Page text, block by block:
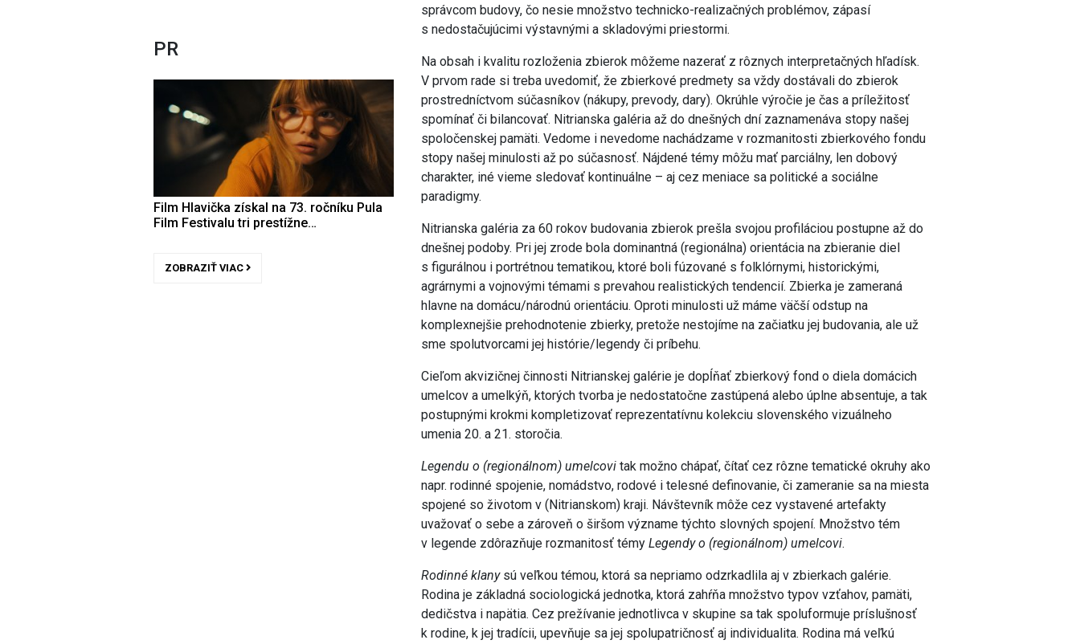
PR
Film Hlavička získal na 73. ročníku Pula
Film Festivalu tri prestížne…
ZOBRAZIŤ VIAC
správcom budovy, čo nesie množstvo technicko-realizačných problémov, zápasí
s nedostačujúcimi výstavnými a skladovými priestormi.
Na obsah i kvalitu rozloženia zbierok môžeme nazerať z rôznych interpretačných hľadísk.
V prvom rade si treba uvedomiť, že zbierkové predmety sa vždy dostávali do zbierok
prostredníctvom súčasníkov (nákupy, prevody, dary). Okrúhle výročie je čas a príležitosť
spomínať či bilancovať. Nitrianska galéria až do dnešných dní zaznamenáva stopy našej
spoločenskej pamäti. Vedome i nevedome nachádzame v rozmanitosti zbierkového fondu
stopy našej minulosti až po súčasnosť. Nájdené témy môžu mať parciálny, len dobový
charakter, iné vieme sledovať kontinuálne – aj cez meniace sa politické a sociálne
paradigmy.
Nitrianska galéria za 60 rokov budovania zbierok prešla svojou profiláciou postupne až do
dnešnej podoby. Pri jej zrode bola dominantná (regionálna) orientácia na zbieranie diel
s figurálnou i portrétnou tematikou, ktoré boli fúzované s folklórnymi, historickými,
agrárnymi a vojnovými témami s prevahou realistických tendencií. Zbierka je zameraná
hlavne na domácu/národnú orientáciu. Oproti minulosti už máme väčší odstup na
komplexnejšie prehodnotenie zbierky, pretože nestojíme na začiatku jej budovania, ale už
sme spolutvorcami jej histórie/legendy či príbehu.
Cieľom akvizičnej činnosti Nitrianskej galérie je dopĺňať zbierkový fond o diela domácich
umelcov a umelkýň, ktorých tvorba je nedostatočne zastúpená alebo úplne absentuje, a tak
postupnými krokmi kompletizovať reprezentatívnu kolekciu slovenského vizuálneho
umenia 20. a 21. storočia.
Legendu o (regionálnom) umelcovitak možno chápať, čítať cez rôzne tematické okruhy ako
napr. rodinné spojenie, nomádstvo, rodové i telesné definovanie, či zameranie sa na miesta
spojené so životom v (Nitrianskom) kraji. Návštevník môže cez vystavené artefakty
uvažovať o sebe a zároveň o širšom význame týchto slovných spojení. Množstvo tém
v legende zdôrazňuje rozmanitosť témyLegendy o (regionálnom) umelcovi.
Rodinné klanysú veľkou témou, ktorá sa nepriamo odzrkadlila aj v zbierkach galérie.
Rodina je základná sociologická jednotka, ktorá zahŕňa množstvo typov vzťahov, pamäti,
dedičstva i napätia. Cez prežívanie jednotlivca v skupine sa tak spoluformuje príslušnosť
k rodine, k jej tradícii, upevňuje sa jej spolupatričnosť aj individualita. Rodina má veľkú